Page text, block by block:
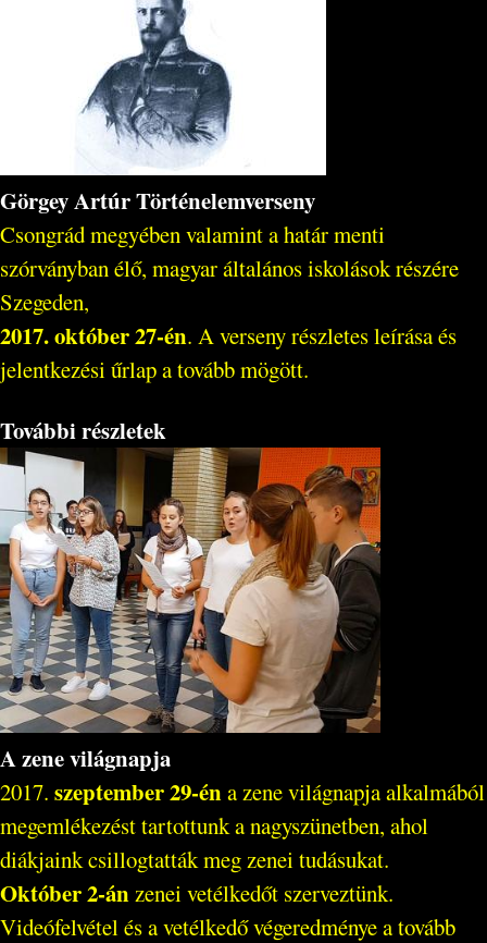
Görgey Artúr Történelemverseny
Csongrád megyében valamint a határ menti
szórványban élő, magyar általános iskolások részére
Szegeden,
2017. október 27-én. A verseny részletes leírása és
jelentkezési űrlap a tovább mögött.
További részletek
A zene világnapja
2017. szeptember 29-éna zene világnapja alkalmából
megemlékezést tartottunk a nagyszünetben, ahol
diákjaink csillogtatták meg zenei tudásukat.
Október 2-ánzenei vetélkedőt szerveztünk.
Videófelvétel és a vetélkedő végeredménye a tovább